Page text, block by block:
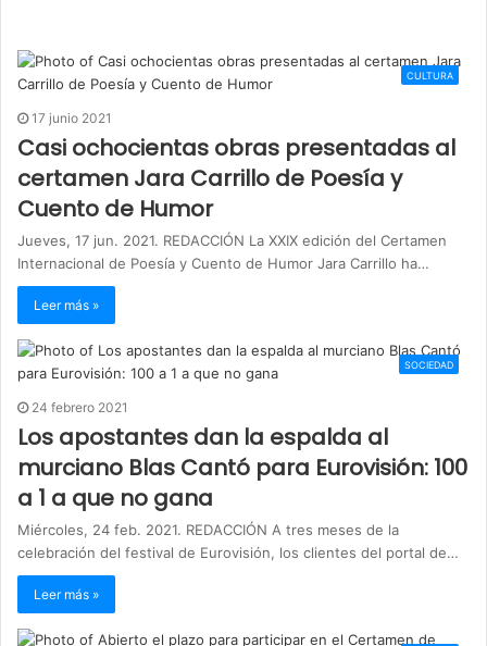
CULTURA
17 junio 2021
Casi ochocientas obras presentadas al
certamen Jara Carrillo de Poesía y
Cuento de Humor
Jueves, 17 jun. 2021. REDACCIÓN La XXIX edición del Certamen
Internacional de Poesía y Cuento de Humor Jara Carrillo ha…
Leer más »
SOCIEDAD
24 febrero 2021
Los apostantes dan la espalda al
murciano Blas Cantó para Eurovisión: 100
a 1 a que no gana
Miércoles, 24 feb. 2021. REDACCIÓN A tres meses de la
celebración del festival de Eurovisión, los clientes del portal de…
Leer más »